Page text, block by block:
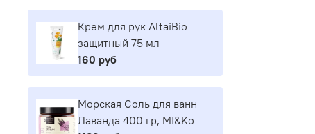
Крем для рук AltaiBio
защитный 75 мл
160 руб
Морская Соль для ванн
Лаванда 400 гр, MI&Ko